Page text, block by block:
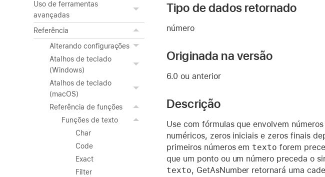
Uso de ferramentas
avançadas
Referência
Alterando configurações
Atalhos de teclado
(Windows)
Atalhos de teclado
(macOS)
Referência de funções
Funções de texto
Char
Code
Exact
Filter
Tipo de dados retornado
número
Originada na versão
6.0 ou anterior
Descrição
Use com fórmulas que envolvem
numéricos, zeros iniciais e zeros finais
primeiros números em texto forem
que um ponto ou um número preceda o
texto, GetAsNumber retornará uma